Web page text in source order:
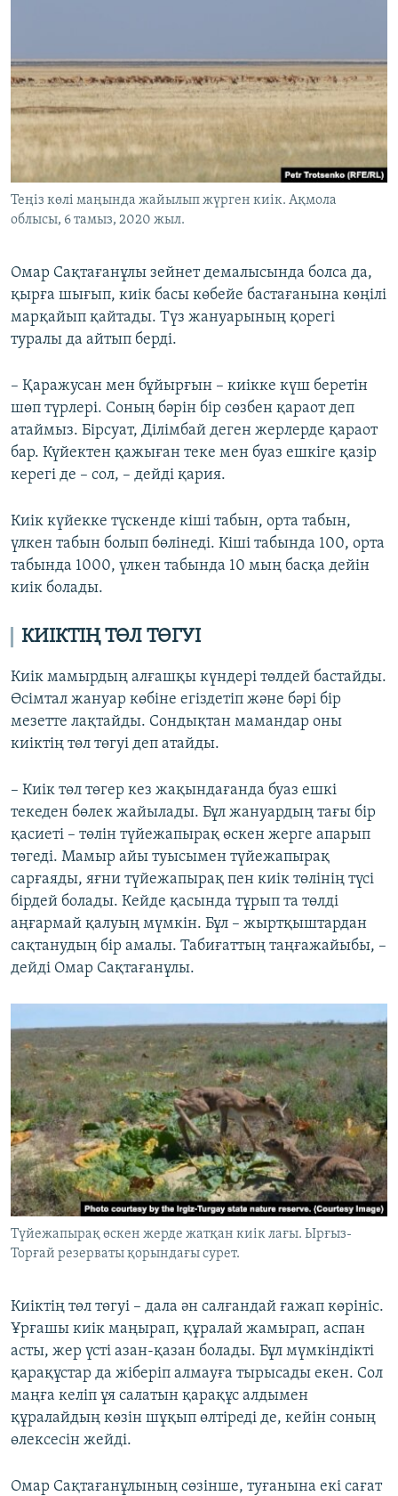
Теңіз көлі маңында жайылып жүрген киік. Ақмола
облысы, 6 тамыз, 2020 жыл.
Омар Сақтағанұлы зейнет демалысында болса да,
қырға шығып, киік басы көбейе бастағанына көңілі
марқайып қайтады. Түз жануарының қорегі
туралы да айтып берді.
– Қаражусан мен бұйырғын – киікке күш беретін
шөп түрлері. Соның бәрін бір сөзбен қараот деп
атаймыз. Бірсуат, Ділімбай деген жерлерде қараот
бар. Күйектен қажыған теке мен буаз ешкіге қазір
керегі де – сол, – дейді қария.
Киік күйекке түскенде кіші табын, орта табын,
үлкен табын болып бөлінеді. Кіші табында 100, орта
табында 1000, үлкен табында 10 мың басқа дейін
киік болады.
КИІКТІҢ ТӨЛ ТӨГУІ
Киік мамырдың алғашқы күндері төлдей бастайды.
Өсімтал жануар көбіне егіздетіп және бәрі бір
мезетте лақтайды. Сондықтан мамандар оны
киіктің төл төгуі деп атайды.
– Киік төл төгер кез жақындағанда буаз ешкі
текеден бөлек жайылады. Бұл жануардың тағы бір
қасиеті – төлін түйежапырақ өскен жерге апарып
төгеді. Мамыр айы туысымен түйежапырақ
сарғаяды, яғни түйежапырақ пен киік төлінің түсі
бірдей болады. Кейде қасында тұрып та төлді
аңғармай қалуың мүмкін. Бұл – жыртқыштардан
сақтанудың бір амалы. Табиғаттың таңғажайыбы, –
дейді Омар Сақтағанұлы.
Түйежапырақ өскен жерде жатқан киік лағы. Ырғыз-
Торғай резерваты қорындағы сурет.
Киіктің төл төгуі – дала ән салғандай ғажап көрініс.
Ұрғашы киік маңырап, құралай жамырап, аспан
асты, жер үсті азан-қазан болады. Бұл мүмкіндікті
қарақұстар да жіберіп алмауға тырысады екен. Сол
маңға келіп ұя салатын қарақұс алдымен
құралайдың көзін шұқып өлтіреді де, кейін соның
өлексесін жейді.
Омар Сақтағанұлының сөзінше, туғанына екі сағат